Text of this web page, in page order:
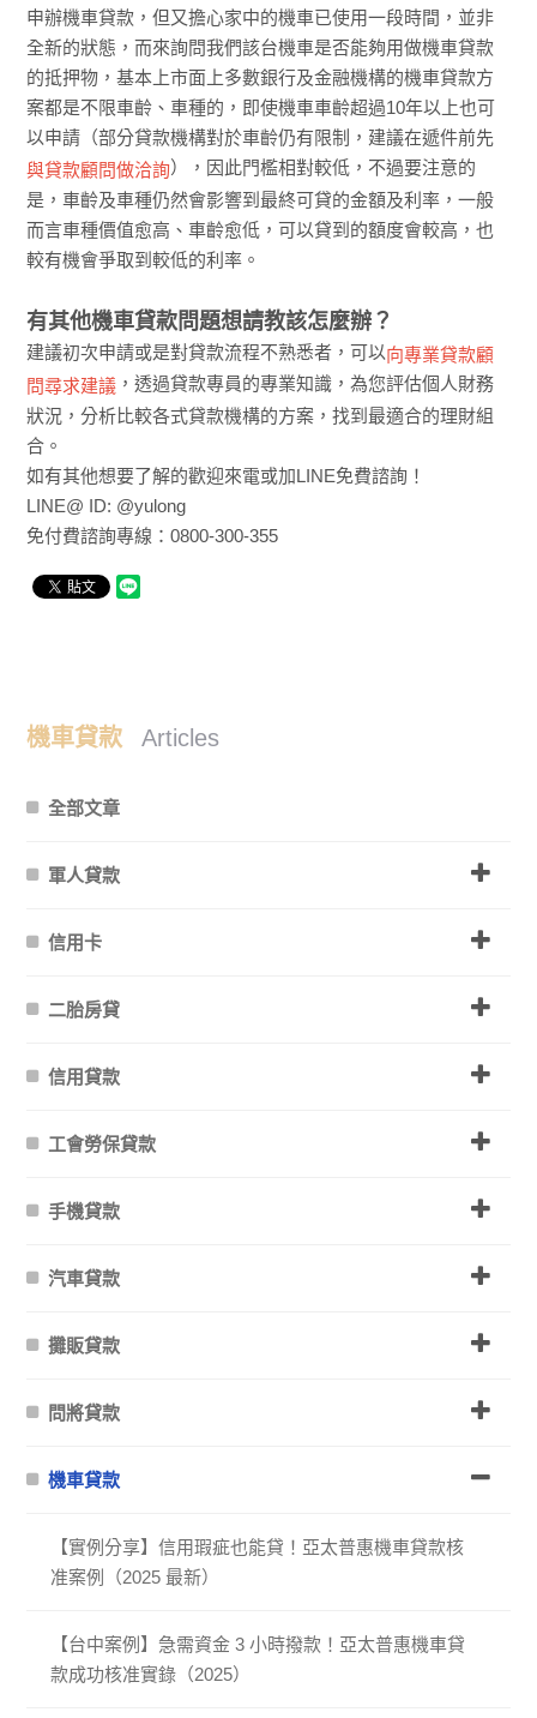
申辦機車貸款，但又擔心家中的機車已使用一段時間，並非
全新的狀態，而來詢問我們該台機車是否能夠用做機車貸款
的抵押物，基本上市面上多數銀行及金融機構的機車貸款方
案都是不限車齡、車種的，即使機車車齡超過10年以上也可
以申請（部分貸款機構對於車齡仍有限制，建議在遞件前先
與貸款顧問做洽詢），因此門檻相對較低，不過要注意的
是，車齡及車種仍然會影響到最終可貸的金額及利率，一般
而言車種價值愈高、車齡愈低，可以貸到的額度會較高，也
較有機會爭取到較低的利率。
有其他機車貸款問題想請教該怎麼辦？
建議初次申請或是對貸款流程不熟悉者，可以向專業貸款顧
問尋求建議 ，透過貸款專員的專業知識，為您評估個人財務
狀況，分析比較各式貸款機構的方案，找到最適合的理財組
合。
如有其他想要了解的歡迎來電或加LINE免費諮詢！
LINE@ ID: @yulong
免付費諮詢專線：0800-300-355
機車貸款 Articles
全部文章
軍人貸款
信用卡
二胎房貸
信用貸款
工會勞保貸款
手機貸款
汽車貸款
攤販貸款
問將貸款
機車貸款
【實例分享】信用瑕疵也能貸！亞太普惠機車貸款核
准案例（2025 最新）
【台中案例】急需資金 3 小時撥款！亞太普惠機車貸
款成功核准實錄（2025）